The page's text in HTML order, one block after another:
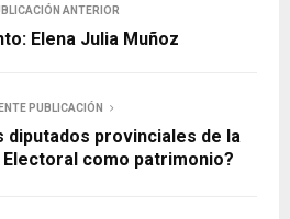
ANTERIOR
Elena Julia Muñoz
PUBLICACIÓN
diputados provinciales de la
como patrimonio?